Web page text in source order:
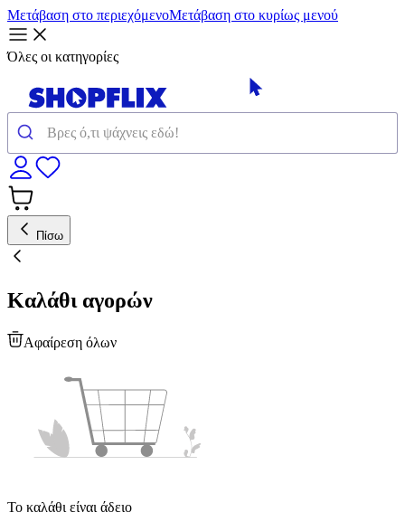
Μετάβαση στο περιεχόμενοΜετάβαση στο κυρίως μενού
Όλες οι κατηγορίες
Πίσω
Καλάθι αγορών
Αφαίρεση όλων
Το καλάθι είναι άδειο